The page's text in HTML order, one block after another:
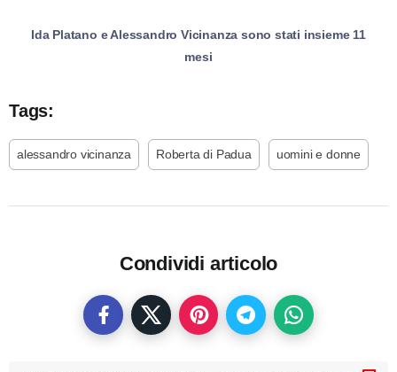
Ida Platano e Alessandro Vicinanza sono stati insieme 11
mesi
Tags:
alessandro vicinanza Roberta di Padua uomini e donne
Condividi articolo